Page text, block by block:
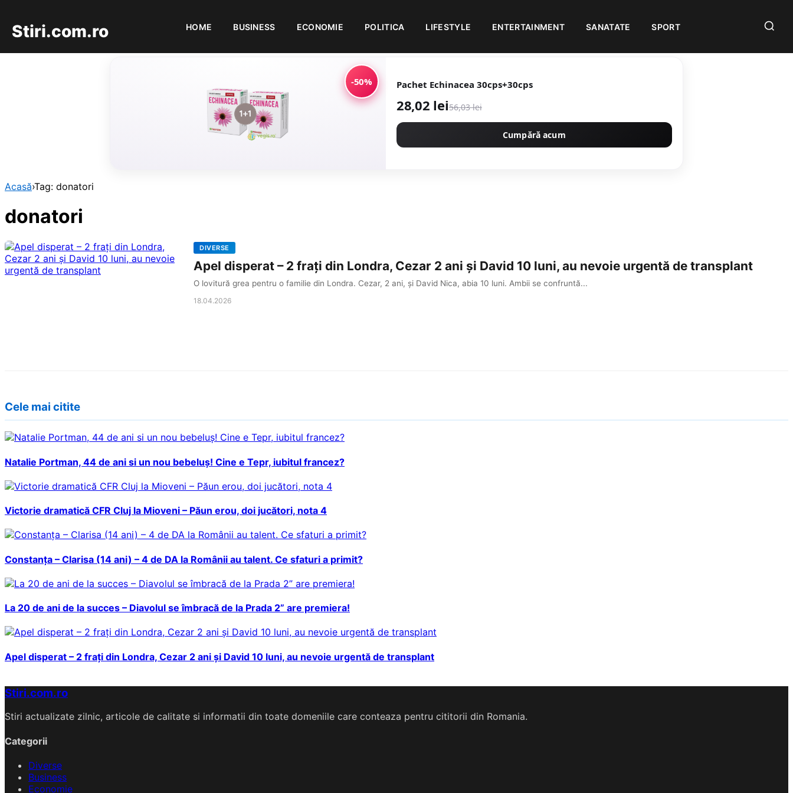
Stiri.com.ro HOME BUSINESS ECONOMIE POLITICA LIFESTYLE ENTERTAINMENT SANATATE SPORT
-50% Pachet Echinacea 30cps+30cps
28,02 lei56,03 lei
Cumpără acum
Acasă›Tag: donatori
donatori
DIVERSE
Apel disperat – 2 frați din Londra, Cezar 2 ani și David 10 luni, au nevoie urgentă de transplant
O lovitură grea pentru o familie din Londra. Cezar, 2 ani, și David Nica, abia 10 luni. Ambii se confruntă...
18.04.2026
Cele mai citite
Natalie Portman, 44 de ani si un nou bebeluș! Cine e Tepr, iubitul francez?
Victorie dramatică CFR Cluj la Mioveni – Păun erou, doi jucători, nota 4
Constanța – Clarisa (14 ani) – 4 de DA la Românii au talent. Ce sfaturi a primit?
La 20 de ani de la succes – Diavolul se îmbracă de la Prada 2” are premiera!
Apel disperat – 2 frați din Londra, Cezar 2 ani și David 10 luni, au nevoie urgentă de transplant
Stiri.com.ro
Stiri actualizate zilnic, articole de calitate si informatii din toate domeniile care conteaza pentru cititorii din Romania.
Categorii
Diverse
Business
Economie